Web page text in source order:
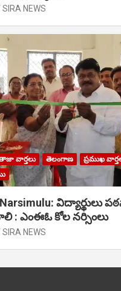
SIRA NEWS
వార్తలు తెలంగాణ
ప్రముఖ
విద్యార్థులు
: ఎంఈఓ కోల నర్సింలు
SIRA NEWS